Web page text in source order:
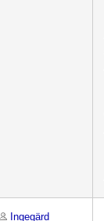
Ingegärd